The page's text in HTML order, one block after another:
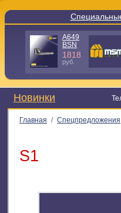
Специальные
A640 GR-
C
980руб.
TB1-L25
(пакет)
190руб.
Новинки Тел.:
Главная / Спецпредложения
S1